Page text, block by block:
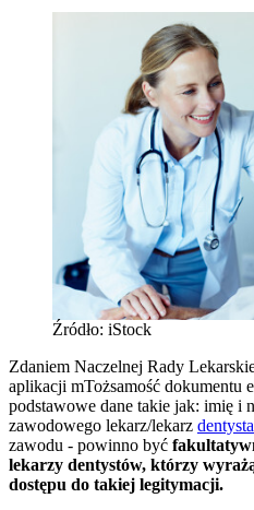
Źródło: iStock
Zdaniem Naczelnej Rady
aplikacji mTożsamość dokumentu
podstawowe dane takie jak: imię i
zawodowego lekarz/lekarz dentysta
zawodu - powinno być
lekarzy dentystów, którzy
dostępu do takiej legitymacji.